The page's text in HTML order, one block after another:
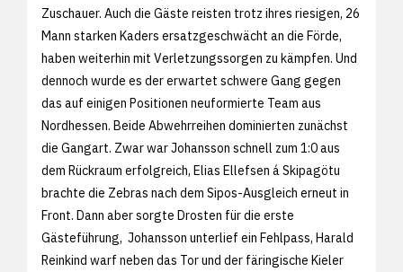
Zuschauer. Auch die Gäste reisten trotz ihres riesigen, 26
Mann starken Kaders ersatzgeschwächt an die Förde,
haben weiterhin mit Verletzungssorgen zu kämpfen. Und
dennoch wurde es der erwartet schwere Gang gegen
das auf einigen Positionen neuformierte Team aus
Nordhessen. Beide Abwehrreihen dominierten zunächst
die Gangart. Zwar war Johansson schnell zum 1:0 aus
dem Rückraum erfolgreich, Elias Ellefsen á Skipagötu
brachte die Zebras nach dem Sipos-Ausgleich erneut in
Front. Dann aber sorgte Drosten für die erste
Gästeführung, Johansson unterlief ein Fehlpass, Harald
Reinkind warf neben das Tor und der färingische Kieler